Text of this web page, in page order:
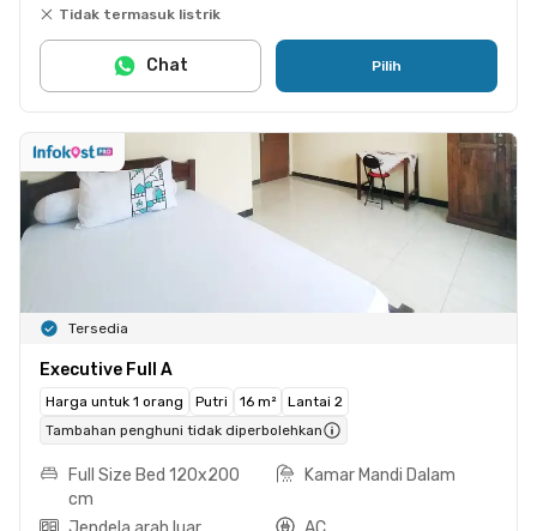
Tidak termasuk listrik
Pilih
Chat
Tersedia
Executive Full A
Harga untuk 1 orang Putri 16 m²
Lantai 2
Tambahan penghuni tidak diperbolehkan
Full Size Bed 120x200
cm
Kamar Mandi Dalam